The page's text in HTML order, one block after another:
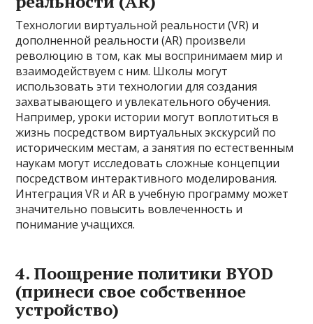
Технологии виртуальной реальности (VR) и
дополненной реальности (AR) произвели
революцию в том, как мы воспринимаем мир и
взаимодействуем с ним. Школы могут
использовать эти технологии для создания
захватывающего и увлекательного обучения.
Например, уроки истории могут воплотиться в
жизнь посредством виртуальных экскурсий по
историческим местам, а занятия по естественным
наукам могут исследовать сложные концепции
посредством интерактивного моделирования.
Интеграция VR и AR в учебную программу может
значительно повысить вовлеченность и
понимание учащихся.
4. Поощрение политики BYOD
(принеси свое собственное
устройство)